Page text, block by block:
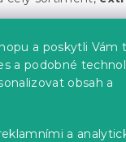
a poskytli Vám
a podobné
obsah a
a
slevy